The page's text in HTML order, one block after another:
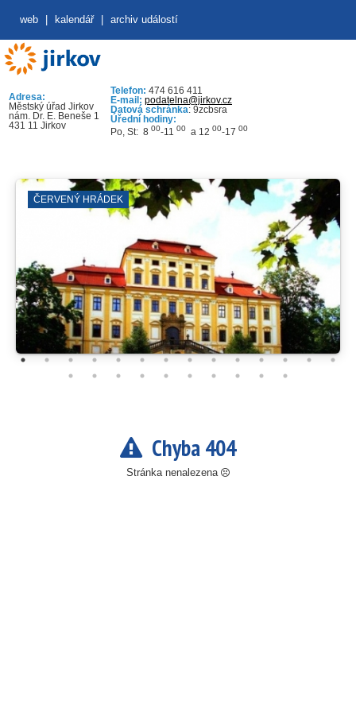
web kalendář archiv událostí
Adresa:
Městský úřad Jirkov
nám. Dr. E. Beneše 1
431 11 Jirkov
Telefon: 474 616 411
E-mail: podatelna@jirkov.cz
Datová schránka: 9zcbsra
Úřední hodiny:
Po, St: 8 00-11 00 a 12 00-17 00
ČERVENÝ HRÁDEK
Chyba 404
Stránka nenalezena